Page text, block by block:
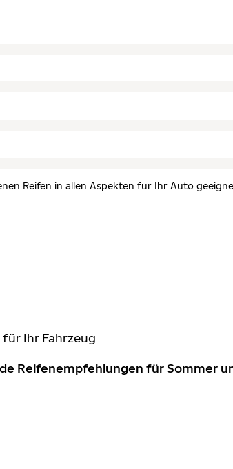
Reifen in allen Aspekten für Ihr Auto
Ihr Fahrzeug
Reifenempfehlungen für Sommer